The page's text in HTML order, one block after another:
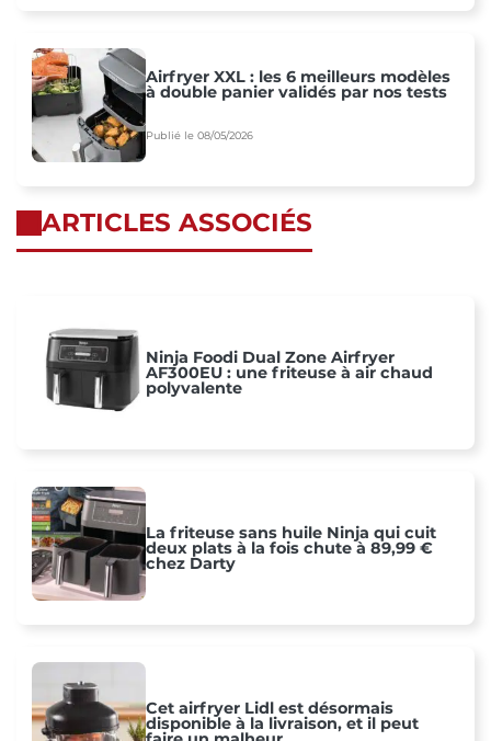
Airfryer XXL : les 6 meilleurs modèles
à double panier validés par nos tests
Publié le 08/05/2026
ARTICLES ASSOCIÉS
Ninja Foodi Dual Zone Airfryer
AF300EU : une friteuse à air chaud
polyvalente
La friteuse sans huile Ninja qui cuit
deux plats à la fois chute à 89,99 €
chez Darty
Cet airfryer Lidl est désormais
disponible à la livraison, et il peut